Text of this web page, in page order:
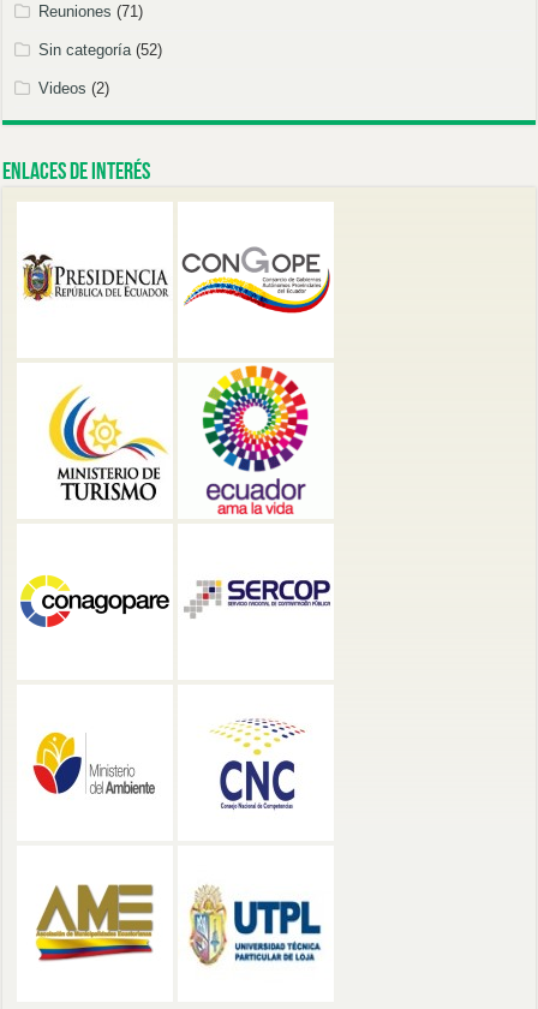
Reuniones (71)
Sin categoría(52)
Videos (2)
Enlaces de Interés